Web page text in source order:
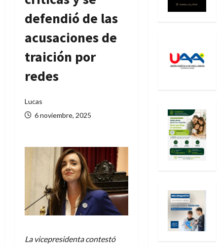
defendió de las
acusaciones de
traición por
redes
Lucas
6 noviembre, 2025
La vicepresidenta contestó